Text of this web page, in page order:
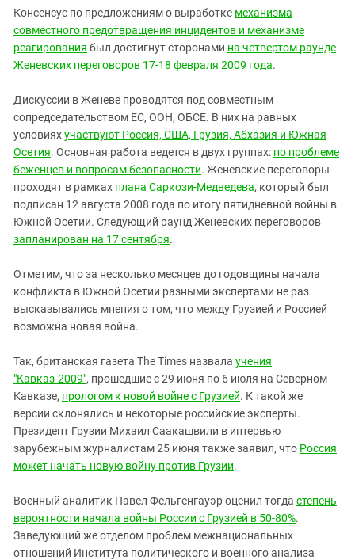
Консенсус по предложениям о выработке механизма
совместного предотвращения инцидентов и механизме
реагирования был достигнут сторонами на четвертом раунде
Женевских переговоров 17-18 февраля 2009 года.
Дискуссии в Женеве проводятся под совместным
сопредседательством ЕС, ООН, ОБСЕ. В них на равных
условияхучаствуют Россия, США, Грузия, Абхазия и Южная
Осетия. Основная работа ведется в двух группах: по проблеме
беженцев и вопросам безопасности. Женевские переговоры
проходят в рамках плана Саркози-Медведева, который был
подписан 12 августа 2008 года по итогу пятидневной войны в
Южной Осетии. Следующий раунд Женевских переговоров
запланирован на 17 сентября.
Отметим, что за несколько месяцев до годовщины начала
конфликта в Южной Осетии разными экспертами не раз
высказывались мнения о том, что между Грузией и Россией
возможна новая война.
Так, британская газета The Times назвала учения
"Кавказ-2009", прошедшие с 29 июня по 6 июля на Северном
Кавказе, прологом к новой войне с Грузией. К такой же
версии склонялись и некоторые российские эксперты.
Президент Грузии Михаил Саакашвили в интервью
зарубежным журналистам 25 июня также заявил, что Россия
может начать новую войну против Грузии.
Военный аналитик Павел Фельгенгауэр оценил тогда степень
вероятности начала войны России с Грузией в 50-80%.
Заведующий же отделом проблем межнациональных
отношений Института политического и военного анализа